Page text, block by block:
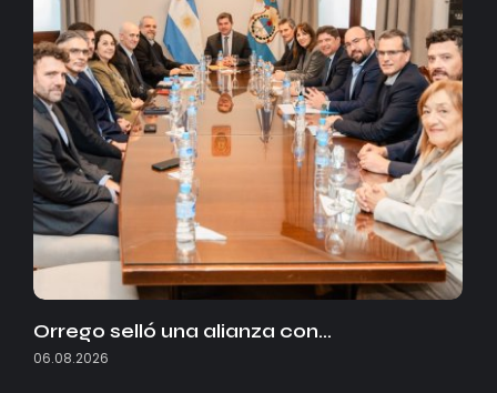
Orrego selló una alianza con…
06.08.2026